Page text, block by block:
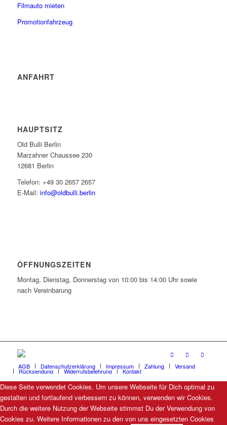
Filmauto mieten
Promotionfahrzeug
ANFAHRT
HAUPTSITZ
Old Bulli Berlin
Marzahner Chaussee 230
12681 Berlin
Telefon: +49 30 2657 2657
E-Mail: info@oldbulli.berlin
ÖFFNUNGSZEITEN
Montag, Dienstag, Donnerstag von 10:00 bis 14:00 Uhr sowie
nach Vereinbarung
AGB Datenschutzerklärung Impressum Zahlung Versand
Rücksendung Widerrufsbelehrung Kontakt
Diese Seite verwendet Cookies. Um unsere Webseite für Dich optimal zu
gestalten und fortlaufend verbessern zu können, verwenden wir Cookies.
Durch die weitere Nutzung der Webseite stimmst Du der Verwendung von
Cookies zu. Weitere Informationen zu den von uns eingesetzten Cookies